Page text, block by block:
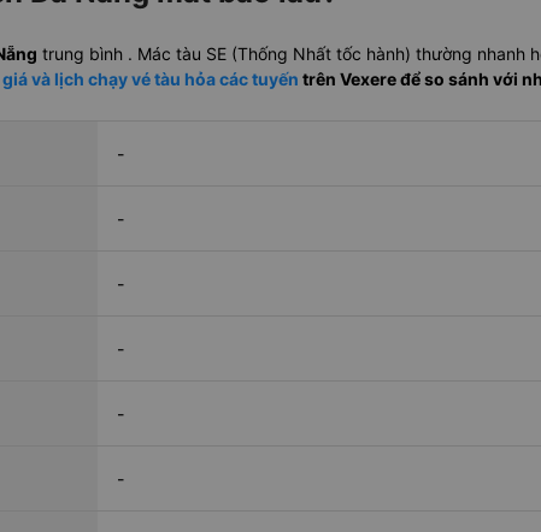
trung bình . Mác tàu SE (Thống Nhất tốc hành) thường nhanh
và lịch chạy vé tàu hỏa các tuyến trên Vexere để so sánh với
-
-
-
-
-
-